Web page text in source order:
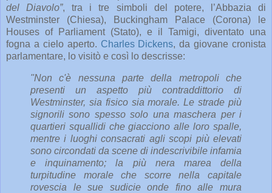
del Diavolo”, tra i tre simboli del potere, l’Abbazia di
Westminster (Chiesa), Buckingham Palace (Corona) le
Houses of Parliament (Stato), e il Tamigi, diventato una
fogna a cielo aperto. Charles Dickens, da giovane cronista
parlamentare, lo visitò e così lo descrisse:
"Non c'è nessuna parte della metropoli che
presenti un aspetto più contraddittorio di
Westminster, sia fisico sia morale. Le strade più
signorili sono spesso solo una maschera per i
quartieri squallidi che giacciono alle loro spalle,
mentre i luoghi consacrati agli scopi più elevati
sono circondati da scene di indescrivibile infamia
e inquinamento; la più nera marea della
turpitudine morale che scorre nella capitale
rovescia le sue sudicie onde fino alle mura